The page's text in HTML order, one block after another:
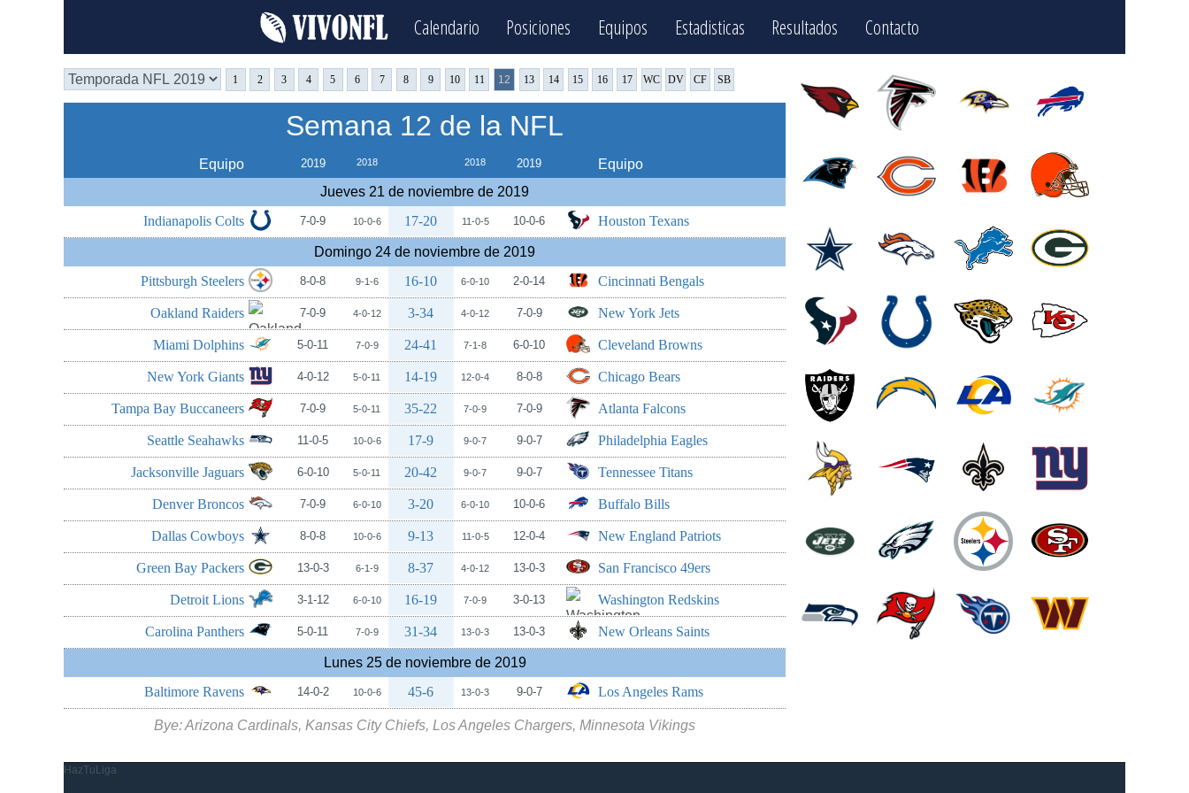
Calendario Posiciones Equipos Estadisticas Resultados Contacto
1 2 3 4 5 6 7 8 9 10 11 12 13 14 15 16 17 WC DV CF SB
Semana 12 de la NFL
Equipo 2019 2018 2018 2019
Equipo
Jueves 21 de noviembre de 2019
Indianapolis Colts
7-0-9 10-0-6 17-20 11-0-5 10-0-6 Houston Texans
Domingo 24 de noviembre de 2019
Pittsburgh Steelers
8-0-8 9-1-6 16-10 6-0-10 2-0-14 Cincinnati Bengals
Oakland Raiders 7-0-9 4-0-12 3-34 4-0-12 7-0-9 New York Jets
Miami Dolphins 5-0-11 7-0-9 24-41 7-1-8 6-0-10 Cleveland Browns
New York Giants 4-0-12 5-0-11 14-19 12-0-4 8-0-8 Chicago Bears
Tampa Bay Buccaneers 7-0-9 5-0-11 35-22 7-0-9 7-0-9 Atlanta Falcons
Seattle Seahawks 11-0-5 10-0-6 17-9 9-0-7 9-0-7 Philadelphia Eagles
Jacksonville Jaguars 6-0-10 5-0-11 20-42 9-0-7 9-0-7 Tennessee Titans
Denver Broncos 7-0-9 6-0-10 3-20 6-0-10 10-0-6 Buffalo Bills
Dallas Cowboys 8-0-8 10-0-6 9-13 11-0-5 12-0-4 New England Patriots
Green Bay Packers 13-0-3 6-1-9 8-37 4-0-12 13-0-3 San Francisco 49ers
Detroit Lions 3-1-12 6-0-10 16-19 7-0-9 3-0-13 Washington Redskins
Carolina Panthers 5-0-11 7-0-9 31-34 13-0-3 13-0-3 New Orleans Saints
Lunes 25 de noviembre de 2019
Baltimore Ravens
14-0-2 10-0-6 45-6 13-0-3 9-0-7 Los Angeles Rams
Bye: Arizona Cardinals, Kansas City Chiefs, Los Angeles Chargers, Minnesota Vikings
HazTuLiga